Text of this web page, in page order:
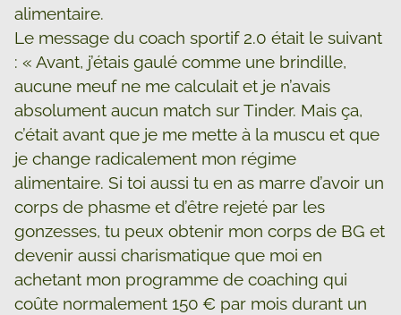
alimentaire.
Le message du coach sportif 2.0 était le suivant
: « Avant, j’étais gaulé comme une brindille,
aucune meuf ne me calculait et je n’avais
absolument aucun match sur Tinder. Mais ça,
c’était avant que je me mette à la muscu et que
je change radicalement mon régime
alimentaire. Si toi aussi tu en as marre d’avoir un
corps de phasme et d’être rejeté par les
gonzesses, tu peux obtenir mon corps de BG et
devenir aussi charismatique que moi en
achetant mon programme de coaching qui
coûte normalement 150 € par mois durant un